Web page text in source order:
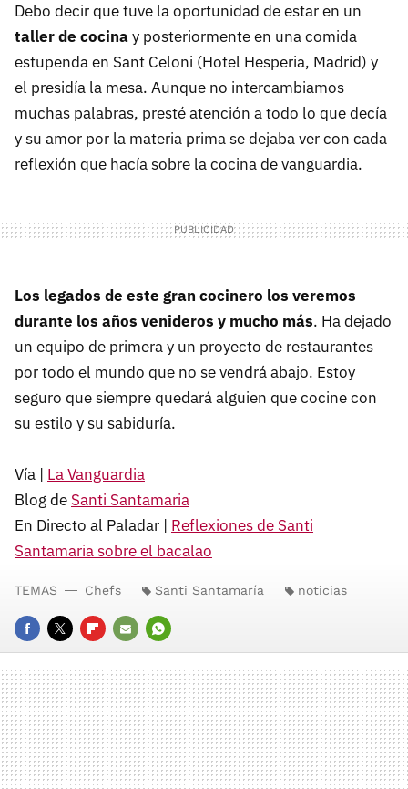
Debo decir que tuve la oportunidad de estar en un
taller de cocinay posteriormente en una comida
estupenda en Sant Celoni (Hotel Hesperia, Madrid) y
el presidía la mesa. Aunque no intercambiamos
muchas palabras, presté atención a todo lo que decía
y su amor por la materia prima se dejaba ver con cada
reflexión que hacía sobre la cocina de vanguardia.
Los legados de este gran cocinero los veremos
durante los años venideros y mucho más. Ha dejado
un equipo de primera y un proyecto de restaurantes
por todo el mundo que no se vendrá abajo. Estoy
seguro que siempre quedará alguien que cocine con
su estilo y su sabiduría.
Vía | La Vanguardia
Blog de Santi Santamaria
En Directo al Paladar | Reflexiones de Santi
Santamaria sobre el bacalao
FACEBOOK
TWITTERFLIPBOARD
E-
MAIL
WHATSAPP
TEMAS Chefs Santi Santamaría noticias